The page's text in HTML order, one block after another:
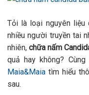
Tỏi là loại nguyên liệu
nhiều người truyền tai
nhiên, chữa nấm
quả hay không? Cùng
Maia&Maia tìm hiểu
sau.